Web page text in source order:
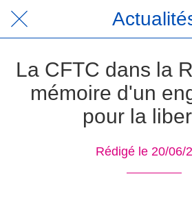
La CFTC dans la
mémoire d'un
pour la
Rédigé le 20/06/